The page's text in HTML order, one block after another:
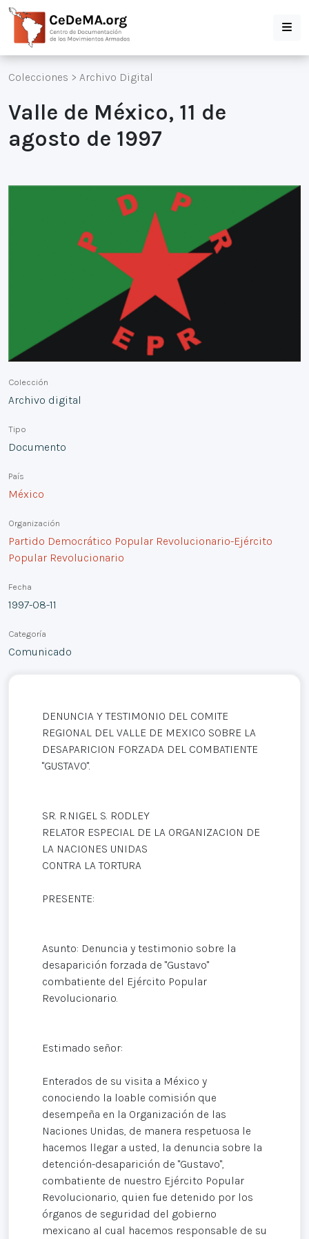
Colecciones > Archivo Digital
Valle de México, 11 de
agosto de 1997
Colección
Archivo digital
Tipo
Documento
País
México
Organización
Partido Democrático Popular Revolucionario-Ejército
Popular Revolucionario
Fecha
1997-08-11
Categoría
Comunicado
DENUNCIA Y TESTIMONIO DEL COMITE
REGIONAL DEL VALLE DE MEXICO SOBRE LA
DESAPARICION FORZADA DEL COMBATIENTE
"GUSTAVO".
SR. R.NIGEL S. RODLEY
RELATOR ESPECIAL DE LA ORGANIZACION DE
LA NACIONES UNIDAS
CONTRA LA TORTURA
PRESENTE:
Asunto: Denuncia y testimonio sobre la
desaparición forzada de "Gustavo"
combatiente del Ejército Popular
Revolucionario.
Estimado señor:
Enterados de su visita a México y
conociendo la loable comisión que
desempeña en la Organización de las
Naciones Unidas, de manera respetuosa le
hacemos llegar a usted, la denuncia sobre la
detención-desaparición de "Gustavo",
combatiente de nuestro Ejército Popular
Revolucionario, quien fue detenido por los
órganos de seguridad del gobierno
mexicano al cual hacemos responsable de su